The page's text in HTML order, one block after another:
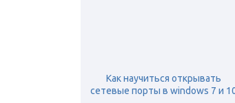
Как научиться открывать
сетевые порты в windows 7 и